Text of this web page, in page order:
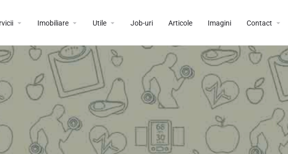
Imobiliare Utile Job-uri Articole Imagini Contact